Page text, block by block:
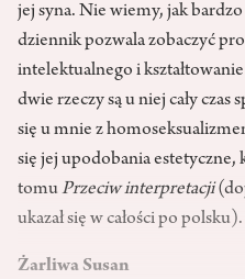
jej syna. Nie wiemy, jak
dziennik pozwala zobaczyć
intelektualnego i
dwie rzeczy są u niej cały czas
się u mnie z
się jej upodobania estetyczne,
tomuPrzeciw interpretacji
ukazał się w całości po polsku).
Żarliwa Susan